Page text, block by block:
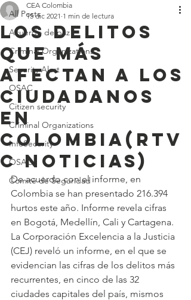
All Posts
Acuerdo de paz
Criminal Organizations
Security Alert
OSAC
Citizen security
Criminal Organizations
InfoSecurity
OSAC
Comité de Seguridad
LOS DELITOS
QUE MÁS
AFECTAN A LOS
CIUDADANOS
EN
COLOMBIA(RTV
C Noticias)
CEA Colombia
15 dic 2021 1 min de lectura
De acuerdo con el informe, en
Colombia se han presentado 216.394
hurtos este año. Informe revela cifras
en Bogotá, Medellín, Cali y Cartagena.
La Corporación Excelencia a la Justicia
(CEJ) reveló un informe, en el que se
evidencian las cifras de los delitos más
recurrentes, en cinco de las 32
ciudades capitales del país, mismos